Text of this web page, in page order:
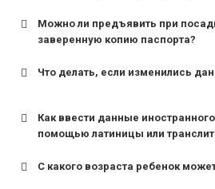
Можно ли предъявить при
заверенную копию паспорта?
Что делать, если изменились
Как ввести данные
помощью латиницы или
С какого возраста ребенок